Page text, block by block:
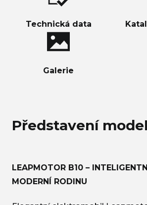
Technická data
Galerie
Představení
LEAPMOTOR B10 –
MODERNÍ RODINU